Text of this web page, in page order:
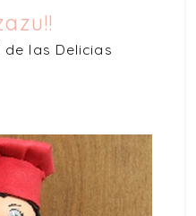
las Delicias